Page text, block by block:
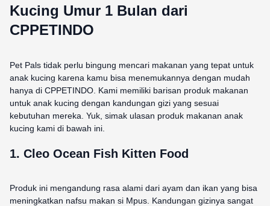
Kucing Umur 1 Bulan dari
CPPETINDO
Pet Pals tidak perlu bingung mencari makanan yang tepat untuk
anak kucing karena kamu bisa menemukannya dengan mudah
hanya di CPPETINDO. Kami memiliki barisan produk makanan
untuk anak kucing dengan kandungan gizi yang sesuai
kebutuhan mereka. Yuk, simak ulasan produk makanan anak
kucing kami di bawah ini.
1. Cleo Ocean Fish Kitten Food
Produk ini mengandung rasa alami dari ayam dan ikan yang bisa
meningkatkan nafsu makan si Mpus. Kandungan gizinya sangat